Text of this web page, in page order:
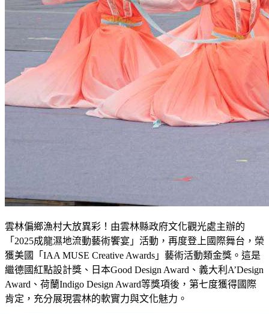
雲林偏鄉漁村大放異彩！由雲林縣政府文化觀光處主辦的
「2025成龍濕地流動藝術饗宴」活動，再度登上國際舞台，榮
獲美國「IAA MUSE Creative Awards」藝術活動類金獎。這是
繼德國紅點設計獎、日本Good Design Award、義大利A’Design
Award、荷蘭Indigo Design Award等獎項後，第七度獲得國際
肯定，充分展現雲林的軟實力與文化魅力。